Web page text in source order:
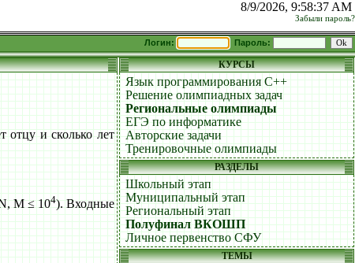
8/9/2026, 9:58:37 AM
Забыли пароль?
Логин: Пароль:
отцу и сколько лет
M ≤ 104). Входные
КУРСЫ
Язык программирования C++
Решение олимпиадных задач
Региональные олимпиады
ЕГЭ по информатике
Авторские задачи
Тренировочные олимпиады
РАЗДЕЛЫ
Школьный этап
Муниципальный этап
Региональный этап
Полуфинал ВКОШП
Личное первенство СФУ
ТЕМЫ